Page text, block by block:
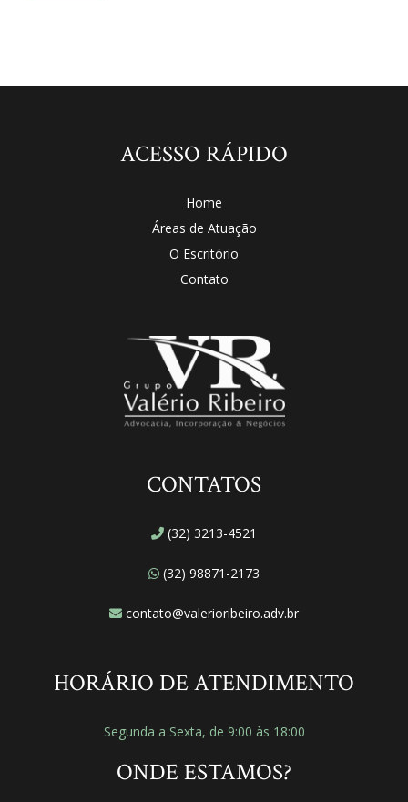
ACESSO RÁPIDO
Home
Áreas de Atuação
O Escritório
Contato
CONTATOS
(32) 3213-4521
(32) 98871-2173
contato@valerioribeiro.adv.br
HORÁRIO DE ATENDIMENTO
Segunda a Sexta, de 9:00 às 18:00
ONDE ESTAMOS?